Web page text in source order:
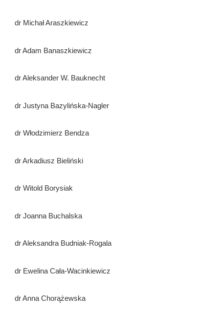
dr Michał Araszkiewicz
dr Adam Banaszkiewicz
dr Aleksander W. Bauknecht
dr Justyna Bazylińska-Nagler
dr Włodzimierz Bendza
dr Arkadiusz Bieliński
dr Witold Borysiak
dr Joanna Buchalska
dr Aleksandra Budniak-Rogala
dr Ewelina Cała-Wacinkiewicz
dr Anna Chorążewska